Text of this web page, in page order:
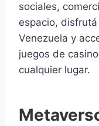
sociales,
espacio, disfrutá
Venezuela y
juegos de
cualquier lugar.